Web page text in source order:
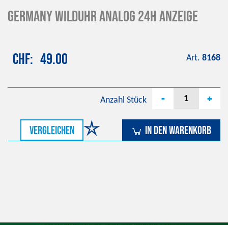
Germany Wilduhr Analog 24h Anzeige
CHF 49.00 Art. 8168
vergleichen
Anzahl Stück - +
In den Warenkorb